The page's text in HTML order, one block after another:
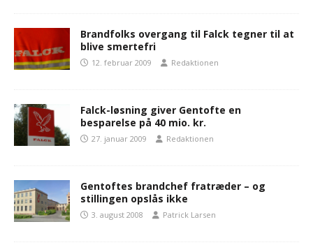
Brandfolks overgang til Falck tegner til at
blive smertefri
12. februar 2009 Redaktionen
Falck-løsning giver Gentofte en
besparelse på 40 mio. kr.
27. januar 2009 Redaktionen
Gentoftes brandchef fratræder – og
stillingen opslås ikke
3. august 2008 Patrick Larsen